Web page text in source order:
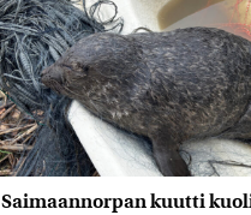
Saimaannorpan kuutti